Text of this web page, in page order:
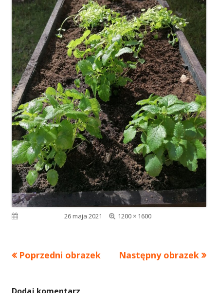
Opublikowano26 maja 2021
Pełny
1200 × 1600
Poprzedni obrazek Następny obrazek